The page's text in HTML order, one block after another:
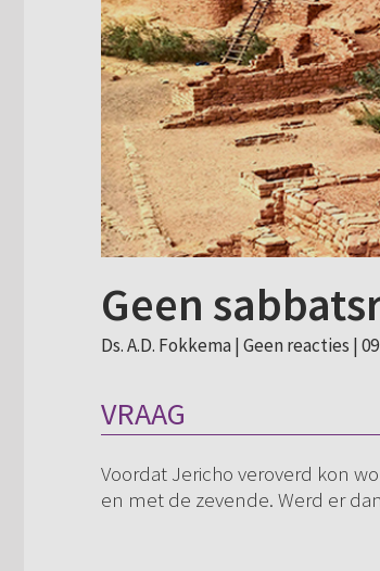
Geen
Ds. A.D. Fokkema | Geen reacties |
VRAAG
Voordat Jericho veroverd kon
en met de zevende. Werd er